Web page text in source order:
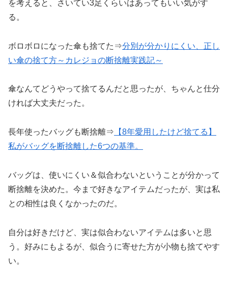
を考えると、さいてい3足くらいはあってもいい気がす
る。
ボロボロになった傘も捨てた⇒分別が分かりにくい、正し
い傘の捨て方～カレジョの断捨離実践記～
傘なんてどうやって捨てるんだと思ったが、ちゃんと仕分
ければ大丈夫だった。
長年使ったバッグも断捨離⇒ 【8年愛用したけど捨てる】
私がバッグを断捨離した6つの基準。
バッグは、使いにくい＆似合わないということが分かって
断捨離を決めた。今まで好きなアイテムだったが、実は私
との相性は良くなかったのだ。
自分は好きだけど、実は似合わないアイテムは多いと思
う。好みにもよるが、似合うに寄せた方が小物も捨てやす
い。